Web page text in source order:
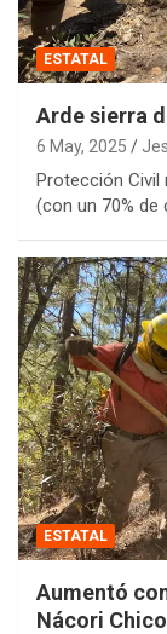
ESTATAL
Arde sierra
6 May, 2025
Protección Civil
(con un 70% de
ESTATAL
Aumentó
Nácori Chico